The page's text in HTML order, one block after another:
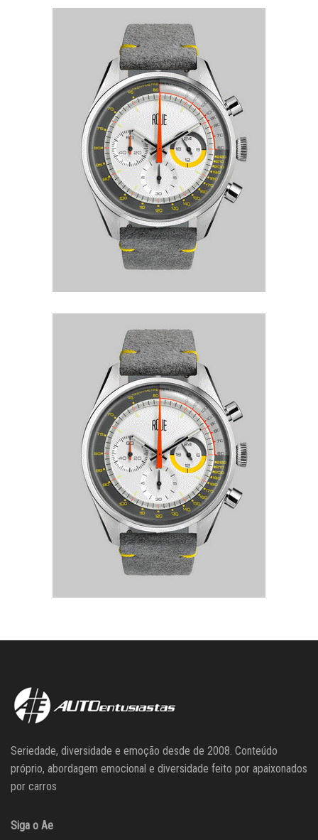
Seriedade, diversidade e emoção desde de 2008. Conteúdo
próprio, abordagem emocional e diversidade feito por apaixonados
por carros
Siga o Ae